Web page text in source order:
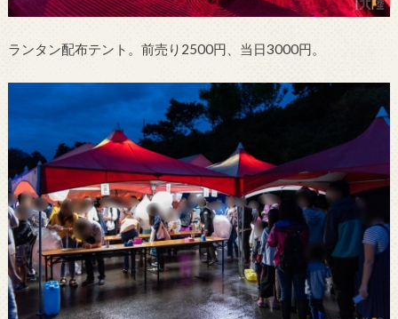
ランタン配布テント。前売り2500円、当日3000円。